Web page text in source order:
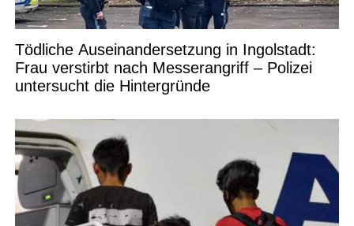
Tödliche Auseinandersetzung in Ingolstadt:
Frau verstirbt nach Messerangriff – Polizei
untersucht die Hintergründe